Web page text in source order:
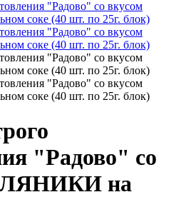
"Радово" со
на